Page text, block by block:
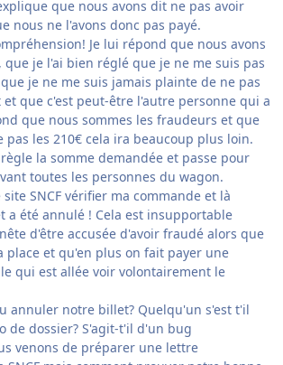
que nous avons dit ne pas avoir
nous ne l'avons donc pas payé.
Je lui répond que nous avons
je l'ai bien réglé que je ne me suis pas
je ne me suis jamais plainte de ne pas
que c'est peut-être l'autre personne qui a
que nous sommes les fraudeurs et que
pas les 210€ cela ira beaucoup plus loin.
la somme demandée et passe pour
toutes les personnes du wagon.
site SNCF vérifier ma commande et là
a été annulé ! Cela est insupportable
d'être accusée d'avoir fraudé alors que
place et qu'en plus on fait payer une
qui est allée voir volontairement le
annuler notre billet? Quelqu'un s'est t'il
de dossier? S'agit-t'il d'un bug
venons de préparer une lettre